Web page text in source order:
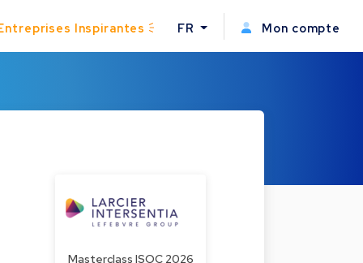
Inspirantes FR Mon compte
Masterclass ISOC 2026